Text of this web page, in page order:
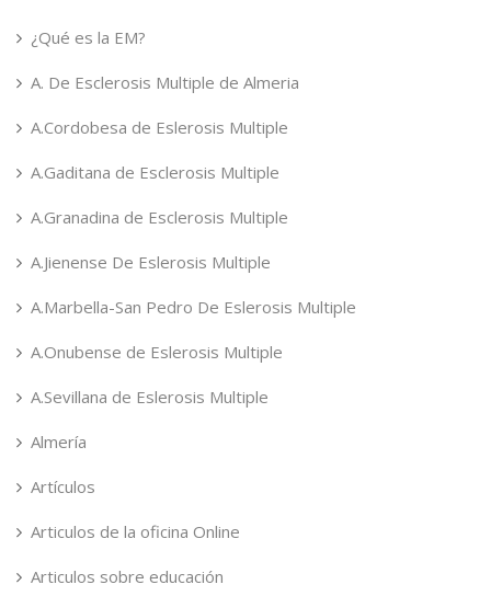
¿Qué es la EM?
A. De Esclerosis Multiple de Almeria
A.Cordobesa de Eslerosis Multiple
A.Gaditana de Esclerosis Multiple
A.Granadina de Esclerosis Multiple
A.Jienense De Eslerosis Multiple
A.Marbella-San Pedro De Eslerosis Multiple
A.Onubense de Eslerosis Multiple
A.Sevillana de Eslerosis Multiple
Almería
Artículos
Articulos de la oficina Online
Articulos sobre educación